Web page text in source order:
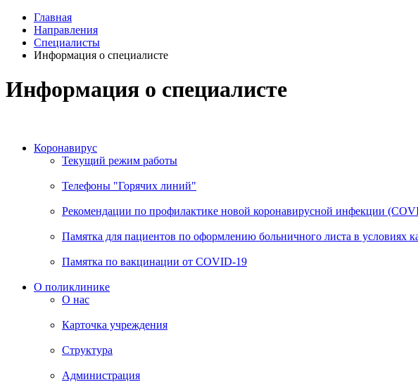
Главная
Направления
Специалисты
Информация о специалисте
Информация о специалисте
Коронавирус
Текущий режим работы
Телефоны "Горячих линий"
Рекомендации по профилактике новой коронавирусной инфекции
Памятка для пациентов по оформлению больничного листа в условиях
Памятка по вакцинации от COVID-19
О поликлинике
О нас
Карточка учреждения
Структура
Администрация